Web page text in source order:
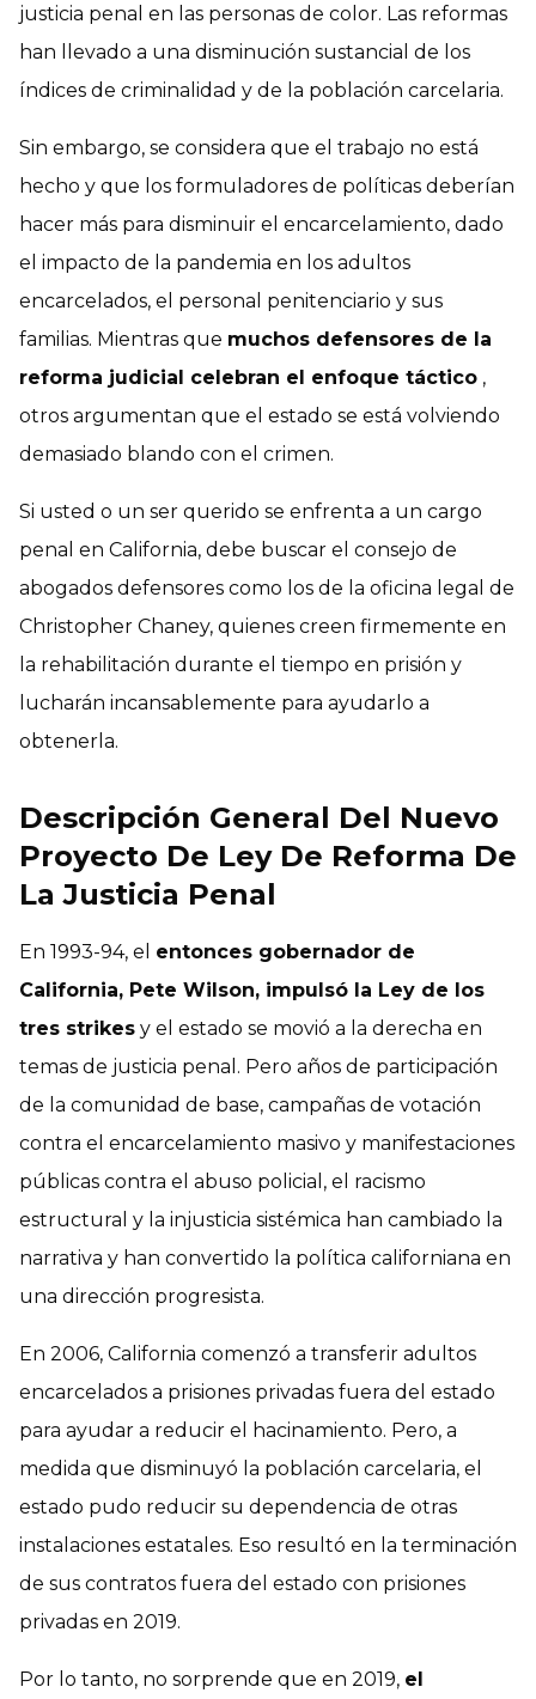
justicia penal en las personas de color. Las reformas
han llevado a una disminución sustancial de los
índices de criminalidad y de la población carcelaria.
Sin embargo, se considera que el trabajo no está
hecho y que los formuladores de políticas deberían
hacer más para disminuir el encarcelamiento, dado
el impacto de la pandemia en los adultos
encarcelados, el personal penitenciario y sus
familias. Mientras que muchos defensores de la
reforma judicial celebran el enfoque táctico ,
otros argumentan que el estado se está volviendo
demasiado blando con el crimen.
Si usted o un ser querido se enfrenta a un cargo
penal en California, debe buscar el consejo de
abogados defensores como los de la oficina legal de
Christopher Chaney, quienes creen firmemente en
la rehabilitación durante el tiempo en prisión y
lucharán incansablemente para ayudarlo a
obtenerla.
Descripción General Del Nuevo
Proyecto De Ley De Reforma De
La Justicia Penal
En 1993-94, el entonces gobernador de
California, Pete Wilson, impulsó la Ley de los
tres strikes y el estado se movió a la derecha en
temas de justicia penal. Pero años de participación
de la comunidad de base, campañas de votación
contra el encarcelamiento masivo y manifestaciones
públicas contra el abuso policial, el racismo
estructural y la injusticia sistémica han cambiado la
narrativa y han convertido la política californiana en
una dirección progresista.
En 2006, California comenzó a transferir adultos
encarcelados a prisiones privadas fuera del estado
para ayudar a reducir el hacinamiento. Pero, a
medida que disminuyó la población carcelaria, el
estado pudo reducir su dependencia de otras
instalaciones estatales. Eso resultó en la terminación
de sus contratos fuera del estado con prisiones
privadas en 2019.
Por lo tanto, no sorprende que en 2019, el